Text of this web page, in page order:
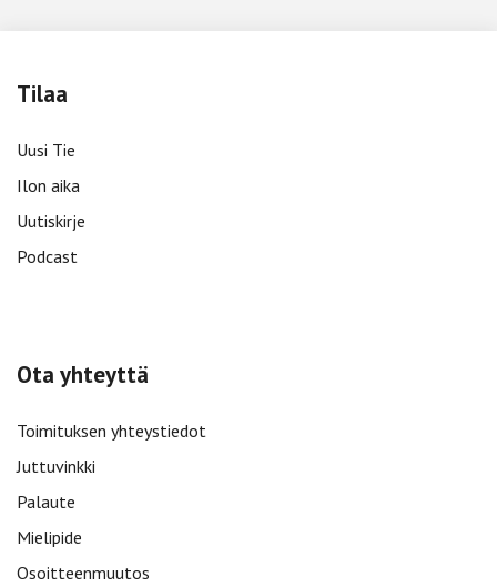
Tilaa
Uusi Tie
Ilon aika
Uutiskirje
Podcast
Ota yhteyttä
Toimituksen yhteystiedot
Juttuvinkki
Palaute
Mielipide
Osoitteenmuutos